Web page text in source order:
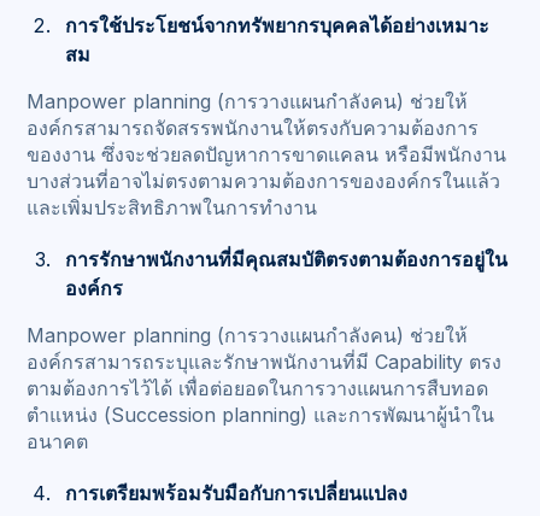
การใช้ประโยชน์จากทรัพยากรบุคคลได้อย่างเหมาะ
สม
Manpower planning (การวางแผนกำลังคน) ช่วยให้
องค์กรสามารถจัดสรรพนักงานให้ตรงกับความต้องการ
ของงาน ซึ่งจะช่วยลดปัญหาการขาดแคลน หรือมีพนักงาน
บางส่วนที่อาจไม่ตรงตามความต้องการขององค์กรในแล้ว
และเพิ่มประสิทธิภาพในการทำงาน
การรักษาพนักงานที่มีคุณสมบัติตรงตามต้องการอยู่ใน
องค์กร
Manpower planning (การวางแผนกำลังคน) ช่วยให้
องค์กรสามารถระบุและรักษาพนักงานที่มี Capability ตรง
ตามต้องการไว้ได้ เพื่อต่อยอดในการวางแผนการสืบทอด
ตำแหน่ง (Succession planning) และการพัฒนาผู้นำใน
อนาคต
การเตรียมพร้อมรับมือกับการเปลี่ยนแปลง